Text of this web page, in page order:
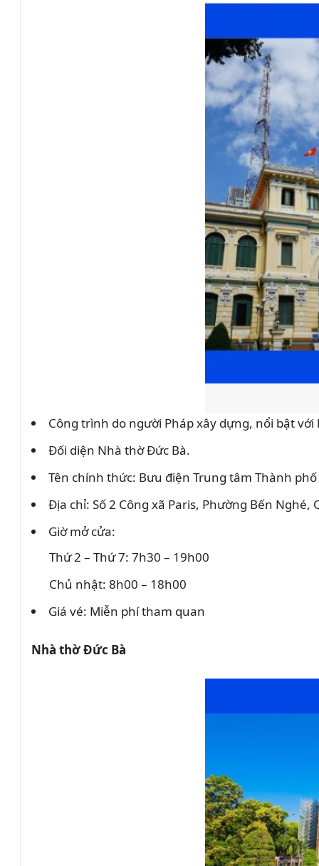
Công trình do người Pháp xây dựng, nổi bật với
Đối diện Nhà thờ Đức Bà.
Tên chính thức: Bưu điện Trung tâm Thành
Địa chỉ: Số 2 Công xã Paris, Phường Bến Nghé,
Giờ mở cửa:
Thứ 2 – Thứ 7: 7h30 – 19h00
Chủ nhật: 8h00 – 18h00
Giá vé: Miễn phí tham quan
Nhà thờ Đức Bà